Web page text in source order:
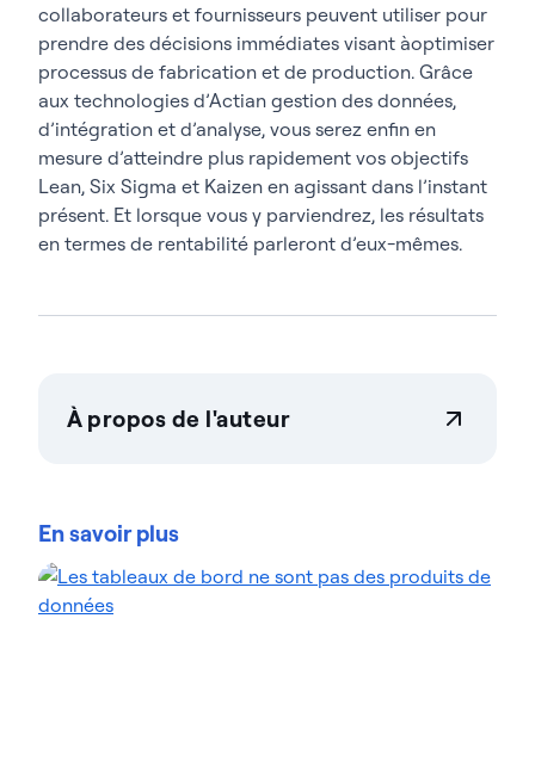
collaborateurs et fournisseurs peuvent utiliser pour
prendre des décisions immédiates visant àoptimiser
processus de fabrication et de production. Grâce
aux technologies d’Actian gestion des données,
d’intégration et d’analyse, vous serez enfin en
mesure d’atteindre plus rapidement vos objectifs
Lean, Six Sigma et Kaizen en agissant dans l’instant
présent. Et lorsque vous y parviendrez, les résultats
en termes de rentabilité parleront d’eux-mêmes.
À propos de l'auteur
que soit leur ampleur. Les organisations font
d'intelligence des données d'Actian pour
rationaliser leurs environnements de données
En savoir plus